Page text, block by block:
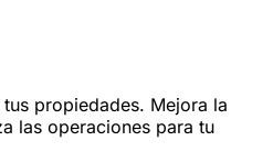
propiedades. Mejora la
las operaciones para tu